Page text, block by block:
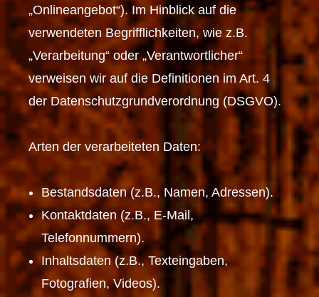
„Onlineangebot“). Im Hinblick auf die
verwendeten Begrifflichkeiten, wie z.B.
„Verarbeitung“ oder „Verantwortlicher“
verweisen wir auf die Definitionen im Art. 4
der Datenschutzgrundverordnung (DSGVO).
Arten der verarbeiteten Daten:
Bestandsdaten (z.B., Namen, Adressen).
Kontaktdaten (z.B., E-Mail,
Telefonnummern).
Inhaltsdaten (z.B., Texteingaben,
Fotografien, Videos).